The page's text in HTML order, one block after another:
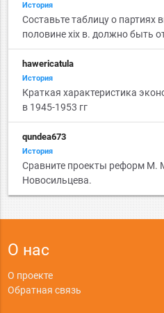
История
Cоставьте таблицу о партиях
половине xix в. должно быть
hawericatula
История
Краткая характеристика
в 1945-1953 гг
qundea673
История
Сравните проекты реформ М.
Новосильцева.
О нас
О проекте
Обратная связь